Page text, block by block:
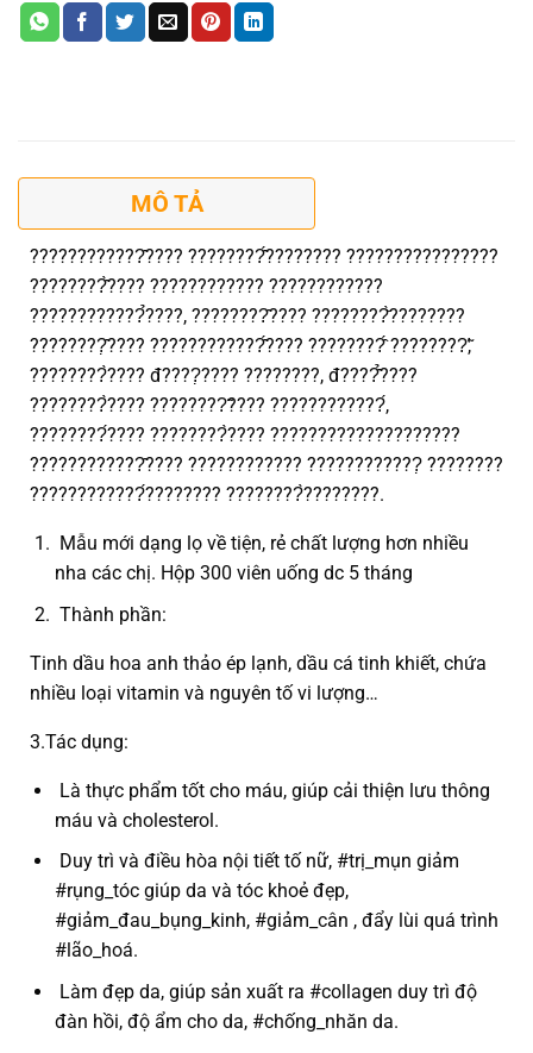
MÔ TẢ
????????????̂???? ????????̂́???????? ????????????????
????????̂̀???? ???????????? ????????????
????????????̉????, ????????̂???? ????????̆̀????????
????????̣̂???? ????????????̂́???? ????????̂́ ????????̛̃,
????????̀???? đ????̣???? ????????, đ????̂̉????
????????̀???? ????????̃???? ????????????́,
????????́???? ????????̀???? ????????????????????
????????????̂???? ???????????? ????????????̣ ????????
????????????́???????? ????????̀????????.
Mẫu mới dạng lọ về tiện, rẻ chất lượng hơn nhiều
nha các chị. Hộp 300 viên uống dc 5 tháng
Thành phần:
Tinh dầu hoa anh thảo ép lạnh, dầu cá tinh khiết, chứa
nhiều loại vitamin và nguyên tố vi lượng…
3.Tác dụng:
Là thực phẩm tốt cho máu, giúp cải thiện lưu thông
máu và cholesterol.
Duy trì và điều hòa nội tiết tố nữ, #trị_mụn giảm
#rụng_tóc giúp da và tóc khoẻ đẹp,
#giảm_đau_bụng_kinh, #giảm_cân , đẩy lùi quá trình
#lão_hoá.
Làm đẹp da, giúp sản xuất ra #collagen duy trì độ
đàn hồi, độ ẩm cho da, #chống_nhăn da.